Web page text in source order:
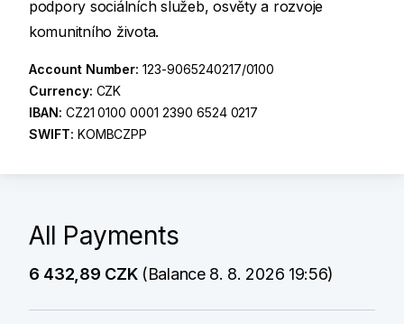
podpory sociálních služeb, osvěty a rozvoje
komunitního života.
Account Number:123-9065240217/0100
Currency: CZK
IBAN: CZ21 0100 0001 2390 6524 0217
SWIFT: KOMBCZPP
All Payments
6 432,89 CZK(Balance 8. 8. 2026 19:56)